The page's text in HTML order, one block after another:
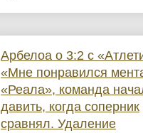
Арбелоа о 3:2 с
«Мне понравился
«Реала», команда
давить, когда соперник
сравнял. Удаление